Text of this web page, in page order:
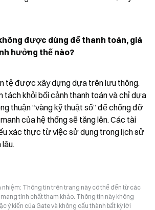
được dùng để thanh toán, giá
hưởng thế nào?
tệ được xây dựng dựa trên lưu thông.
tách khỏi bối cảnh thanh toán và chỉ dựa
thuận “vàng kỹ thuật số” để chống đỡ
của hệ thống sẽ tăng lên. Các tài
xác thực từ việc sử dụng trong lịch sử
lâu.
nhiệm: Thông tin trên trang này có thể đến từ các
tính chất tham khảo. Thông tin này không
ý kiến của Gate và không cấu thành bất kỳ lời